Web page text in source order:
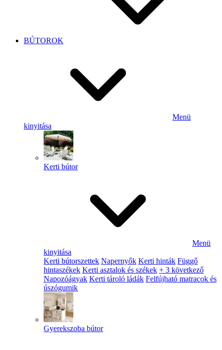
BÚTOROK
Menü
kinyitása
Kerti bútor
Menü
kinyitása
Kerti bútorszettek Napernyők Kerti hinták Függő
hintaszékek Kerti asztalok és székek + 3 következő
Napozóágyak Kerti tároló ládák Felfújható matracok és
úszógumik
Gyerekszoba bútor